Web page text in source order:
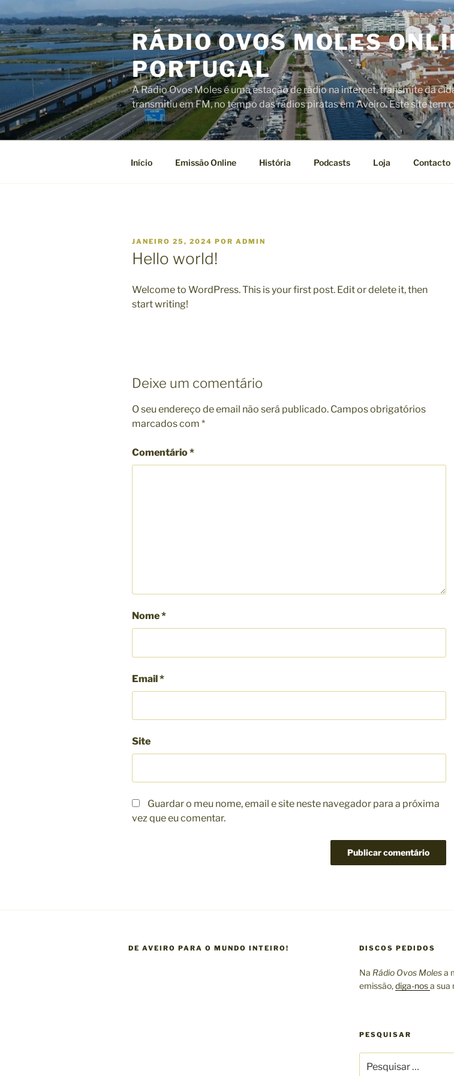
RÁDIO OVOS MOLES
PORTUGAL
A Rádio Ovos Moles é uma estação de rádio na internet, transmite da
transmitiu em FM, no tempo das rádios piratas em Aveiro. Este site
Início Emissão Online História Podcasts Loja Contacto
JANEIRO 25, 2024 POR ADMIN
Hello world!
Welcome to WordPress. This is your first post. Edit or delete it, then
start writing!
Deixe um comentário
O seu endereço de email não será publicado. Campos obrigatórios
marcados com *
Comentário*
Nome*
Email*
Site
Guardar o meu nome, email e site neste navegador para a próxima
vez que eu comentar.
DE AVEIRO PARA O MUNDO INTEIRO! DISCOS PEDIDOS
Na Rádio Ovos Molesa
emissão,diga-nosa sua
PESQUISAR